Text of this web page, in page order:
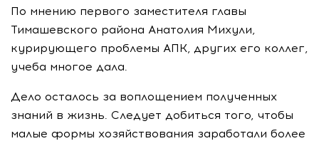
По мнению первого заместителя главы
Тимашевского района Анатолия Михули,
курирующего проблемы АПК, других его коллег,
учеба многое дала.
Дело осталось за воплощением полученных
знаний в жизнь. Следует добиться того, чтобы
малые формы хозяйствования заработали более